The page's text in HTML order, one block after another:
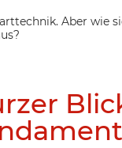
Aber wie